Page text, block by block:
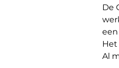
De
Het
Al